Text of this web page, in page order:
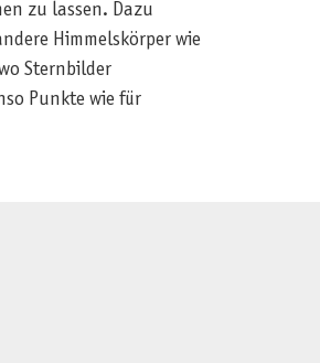
zu lassen. Dazu
Himmelskörper wie
Sternbilder
Punkte wie für